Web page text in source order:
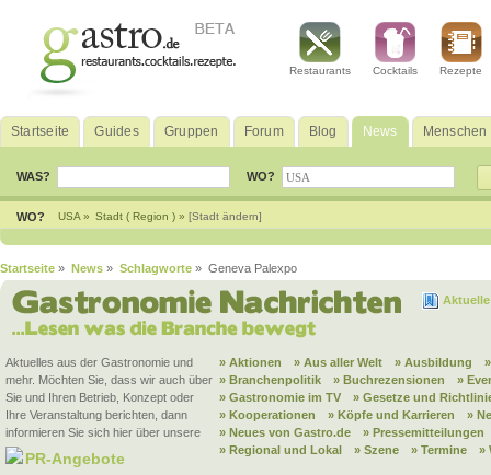
Restaurants Cocktails Rezepte
Startseite Guides Gruppen Forum Blog News Menschen
WAS? WO?
WO? USA » Stadt ( Region ) » [Stadt ändern]
Startseite » News » Schlagworte » Geneva Palexpo
Aktuelles aus der Gastronomie und
mehr. Möchten Sie, dass wir auch über
Sie und Ihren Betrieb, Konzept oder
Ihre Veranstaltung berichten, dann
informieren Sie sich hier über unsere
PR-Angebote
» Aktionen » Aus aller Welt » Ausbildung
» Branchenpolitik
» Buchrezensionen
»
» Gastronomie im TV
» Gesetze und
» Kooperationen
» Köpfe und Karrieren
»
» Neues von Gastro.de
» Pressemitteilungen
» Regional und Lokal
» Szene » Termine »